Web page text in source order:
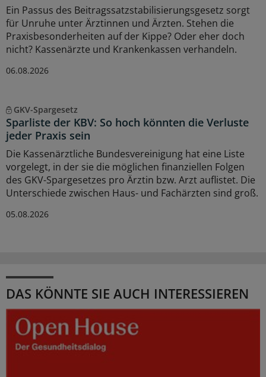
Ein Passus des Beitragssatzstabilisierungsgesetz sorgt
für Unruhe unter Ärztinnen und Ärzten. Stehen die
Praxisbesonderheiten auf der Kippe? Oder eher doch
nicht? Kassenärzte und Krankenkassen verhandeln.
06.08.2026
GKV-Spargesetz
Sparliste der KBV: So hoch könnten die Verluste
jeder Praxis sein
Die Kassenärztliche Bundesvereinigung hat eine Liste
vorgelegt, in der sie die möglichen finanziellen Folgen
des GKV-Spargesetzes pro Ärztin bzw. Arzt auflistet. Die
Unterschiede zwischen Haus- und Fachärzten sind groß.
05.08.2026
DAS KÖNNTE SIE AUCH INTERESSIEREN